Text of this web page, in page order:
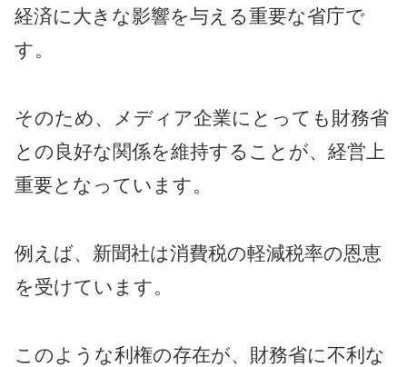
経済に大きな影響を与える重要な省庁で
す。
そのため、メディア企業にとっても財務省
との良好な関係を維持することが、経営上
重要となっています。
例えば、新聞社は消費税の軽減税率の恩恵
を受けています。
このような利権の存在が、財務省に不利な